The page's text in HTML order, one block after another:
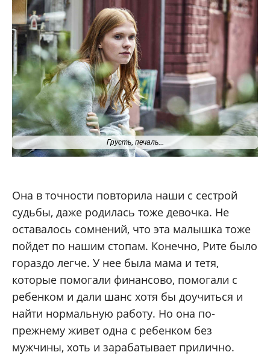
Грусть, печаль...
Она в точности повторила наши с сестрой
судьбы, даже родилась тоже девочка. Не
оставалось сомнений, что эта малышка тоже
пойдет по нашим стопам. Конечно, Рите было
гораздо легче. У нее была мама и тетя,
которые помогали финансово, помогали с
ребенком и дали шанс хотя бы доучиться и
найти нормальную работу. Но она по-
прежнему живет одна с ребенком без
мужчины, хоть и зарабатывает прилично.